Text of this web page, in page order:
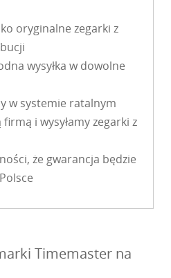
oryginalne zegarki z
wysyłka w dowolne
w systemie ratalnym
i wysyłamy zegarki z
że gwarancja będzie
Timemaster na